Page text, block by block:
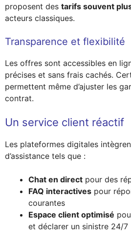
proposent des tarifs souvent
acteurs classiques.
Transparence et flexibilité
Les offres sont accessibles en
précises et sans frais cachés.
permettent même d’ajuster les
contrat.
Un service client réactif
Les plateformes digitales
d’assistance tels que :
Chat en direct pour des
FAQ interactives pour
courantes
Espace client optimisé
et déclarer un sinistre 24/7